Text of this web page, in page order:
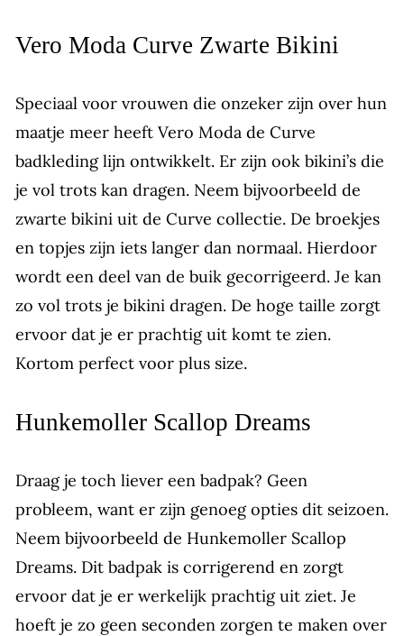
Vero Moda Curve Zwarte Bikini
Speciaal voor vrouwen die onzeker zijn over hun
maatje meer heeft Vero Moda de Curve
badkleding lijn ontwikkelt. Er zijn ook bikini’s die
je vol trots kan dragen. Neem bijvoorbeeld de
zwarte bikini uit de Curve collectie. De broekjes
en topjes zijn iets langer dan normaal. Hierdoor
wordt een deel van de buik gecorrigeerd. Je kan
zo vol trots je bikini dragen. De hoge taille zorgt
ervoor dat je er prachtig uit komt te zien.
Kortom perfect voor plus size.
Hunkemoller Scallop Dreams
Draag je toch liever een badpak? Geen
probleem, want er zijn genoeg opties dit seizoen.
Neem bijvoorbeeld de Hunkemoller Scallop
Dreams. Dit badpak is corrigerend en zorgt
ervoor dat je er werkelijk prachtig uit ziet. Je
hoeft je zo geen seconden zorgen te maken over